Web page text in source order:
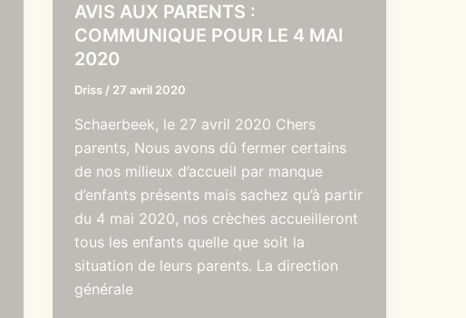
AVIS AUX PARENTS :
COMMUNIQUE POUR LE 4 MAI
2020
Driss / 27 avril 2020
Schaerbeek, le 27 avril 2020 Chers
parents, Nous avons dû fermer certains
de nos milieux d’accueil par manque
d’enfants présents mais sachez qu’à partir
du 4 mai 2020, nos crèches accueilleront
tous les enfants quelle que soit la
situation de leurs parents. La direction
générale